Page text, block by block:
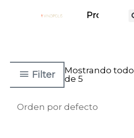
Prof.
Filter
Mostrando
de 5